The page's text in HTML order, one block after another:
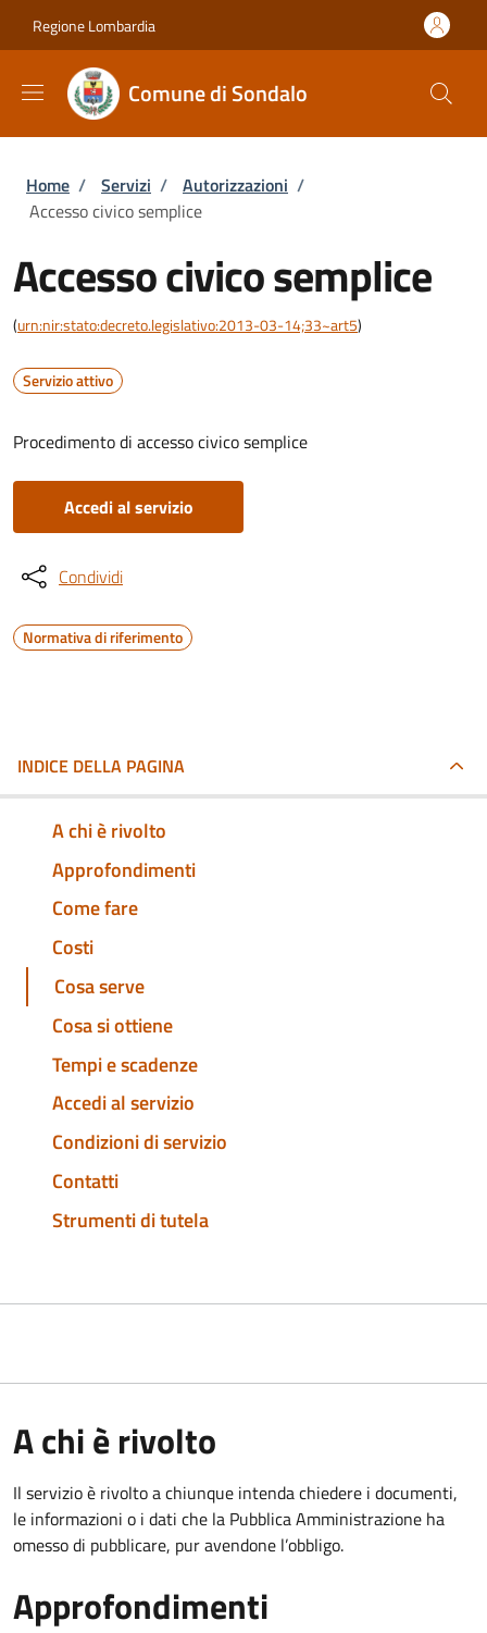
Regione Lombardia
Comune di Sondalo
Briciole di pane
Home / Servizi / Autorizzazioni /
Accesso civico semplice
Accesso civico semplice
(urn:nir:stato:decreto.legislativo:2013-03-14;33~art5)
Servizio attivo
Procedimento di accesso civico semplice
Accedi al servizio
Condividi
Normativa di riferimento
INDICE DELLA PAGINA
A chi è rivolto
Approfondimenti
Come fare
Costi
Cosa serve
Cosa si ottiene
Tempi e scadenze
Accedi al servizio
Condizioni di servizio
Contatti
Strumenti di tutela
A chi è rivolto
Il servizio è rivolto a chiunque intenda chiedere i documenti,
le informazioni o i dati che la Pubblica Amministrazione ha
omesso di pubblicare, pur avendone l’obbligo.
Approfondimenti